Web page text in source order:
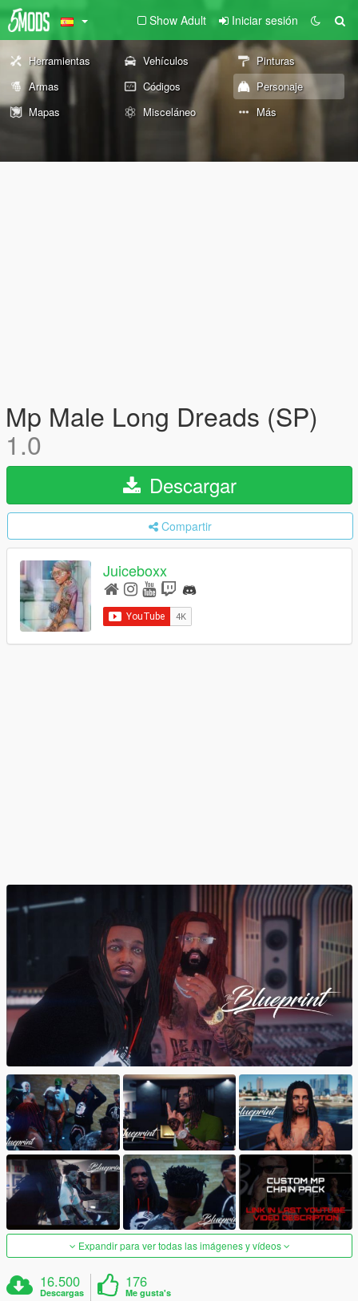
Show Adult Iniciar sesión
Herramientas Vehículos
Pinturas
Armas
Códigos
Personaje
Mapas
Misceláneo Más
Mp Male Long Dreads (SP)
1.0
Descargar
Compartir
Juiceboxx
Expandir para ver todas las imágenes y vídeos
16.500
Descargas
176
Me gusta's